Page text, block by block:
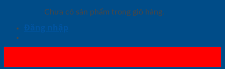
Chưa có sản phẩm trong giỏ hàng.
Đăng nhập